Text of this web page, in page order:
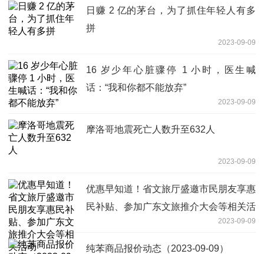
日赚 2 亿的茅台，为了抓住年轻人有多
拼
2023-09-09
16 岁少年心脏骤停 1 小时，医生喊
话：“我和你都不能放弃”
2023-09-09
摩洛哥地震死亡人数升至632人
2023-09-09
优惠早知道！省文旅厅盛邀市民朋友享惠
民补贴、参加广东文旅推介大会等相关活
2023-09-09
纯苯商品报价动态（2023-09-09）